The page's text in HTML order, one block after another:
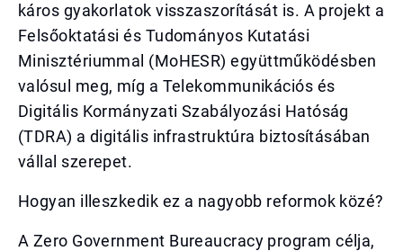
káros gyakorlatok visszaszorítását is. A projekt a
Felsőoktatási és Tudományos Kutatási
Minisztériummal (MoHESR) együttműködésben
valósul meg, míg a Telekommunikációs és
Digitális Kormányzati Szabályozási Hatóság
(TDRA) a digitális infrastruktúra biztosításában
vállal szerepet.
Hogyan illeszkedik ez a nagyobb reformok közé?
A Zero Government Bureaucracy program célja,